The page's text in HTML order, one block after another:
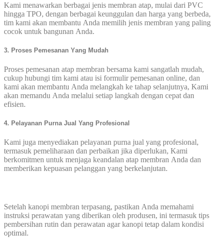
Kami menawarkan berbagai jenis membran atap, mulai dari PVC
hingga TPO, dengan berbagai keunggulan dan harga yang berbeda,
tim kami akan membantu Anda memilih jenis membran yang paling
cocok untuk bangunan Anda.
3. Proses Pemesanan Yang Mudah
Proses pemesanan atap membran bersama kami sangatlah mudah,
cukup hubungi tim kami atau isi formulir pemesanan online, dan
kami akan membantu Anda melangkah ke tahap selanjutnya, Kami
akan memandu Anda melalui setiap langkah dengan cepat dan
efisien.
4. Pelayanan PurnaJual Yang Profesional
Kami juga menyediakan pelayanan purna jual yang profesional,
termasuk pemeliharaan dan perbaikan jika diperlukan, Kami
berkomitmen untuk menjaga keandalan atap membran Anda dan
memberikan kepuasan pelanggan yang berkelanjutan.
Setelah kanopi membran terpasang, pastikan Anda memahami
instruksi perawatan yang diberikan oleh produsen, ini termasuk tips
pembersihan rutin dan perawatan agar kanopi tetap dalam kondisi
optimal.